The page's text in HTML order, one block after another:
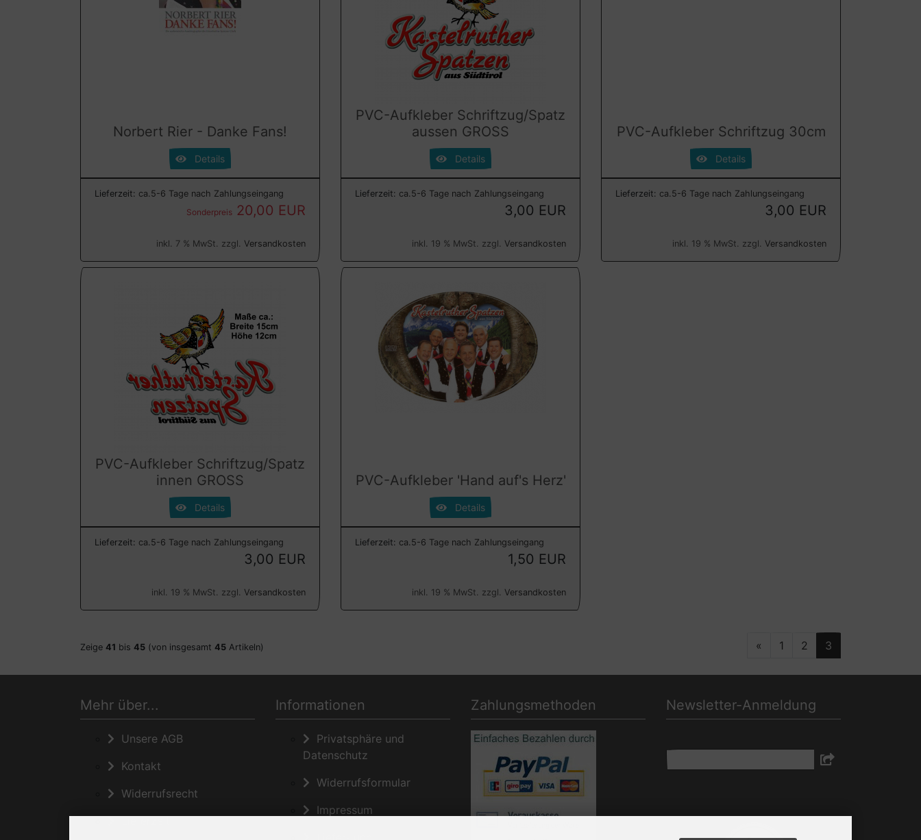
Norbert Rier - Danke Fans!
Details
Lieferzeit: ca.5-6 Tage nach Zahlungseingang
Sonderpreis 20,00 EUR
inkl. 7 % MwSt. zzgl. Versandkosten
PVC-Aufkleber Schriftzug/Spatz
aussen GROSS
Details
Lieferzeit: ca.5-6 Tage nach Zahlungseingang
3,00 EUR
inkl. 19 % MwSt. zzgl. Versandkosten
PVC-Aufkleber Schriftzug 30cm
Details
Lieferzeit: ca.5-6 Tage nach Zahlungseingang
3,00 EUR
inkl. 19 % MwSt. zzgl. Versandkosten
PVC-Aufkleber Schriftzug/Spatz
innen GROSS
Details
Lieferzeit: ca.5-6 Tage nach Zahlungseingang
3,00 EUR
inkl. 19 % MwSt. zzgl. Versandkosten
PVC-Aufkleber 'Hand auf's Herz'
Details
Lieferzeit: ca.5-6 Tage nach Zahlungseingang
1,50 EUR
inkl. 19 % MwSt. zzgl. Versandkosten
Zeige 41 bis 45 (von insgesamt 45 Artikeln) « 1 2 3
Mehr über...
Unsere AGB
Kontakt
Widerrufsrecht
Informationen
Privatsphäre und
Datenschutz
Widerrufsformular
Impressum
Zahlungsmethoden Newsletter-Anmeldung